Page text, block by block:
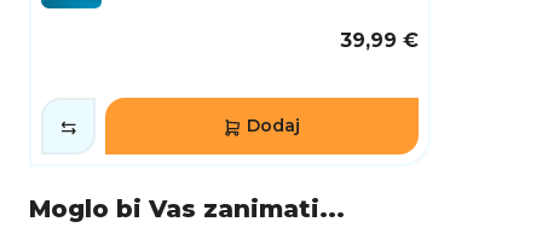
39,99 €
Dodaj
Moglo bi Vas zanimati...